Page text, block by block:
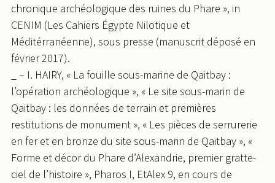
chronique archéologique des ruines du Phare », in
CENIM (Les Cahiers Égypte Nilotique et
Méditérranéenne), sous presse (manuscrit déposé en
février 2017).
_ – I. HAIRY, « La fouille sous-marine de Qaitbay :
l’opération archéologique », « Le site sous-marin de
Qaitbay : les données de terrain et premières
restitutions de monument », « Les pièces de serrurerie
en fer et en bronze du site sous-marin de Qaitbay », «
Forme et décor du Phare d’Alexandrie, premier gratte-
ciel de l’histoire », Pharos I, EtAlex 9, en cours de